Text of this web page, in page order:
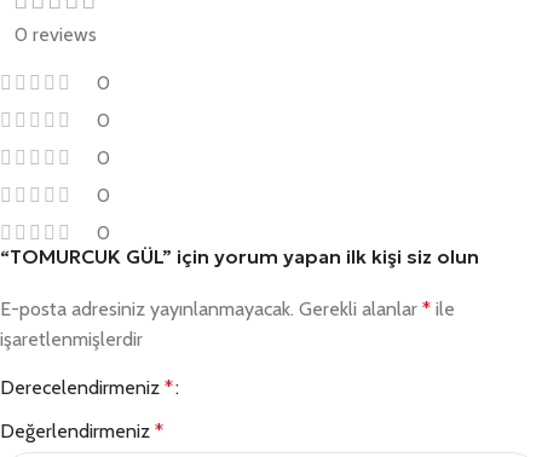
0 reviews
0
0
0
0
0
“TOMURCUK GÜL” için yorum yapan ilk kişi siz olun
E-posta adresiniz yayınlanmayacak. Gerekli alanlar * ile
işaretlenmişlerdir
Derecelendirmeniz *
Değerlendirmeniz *